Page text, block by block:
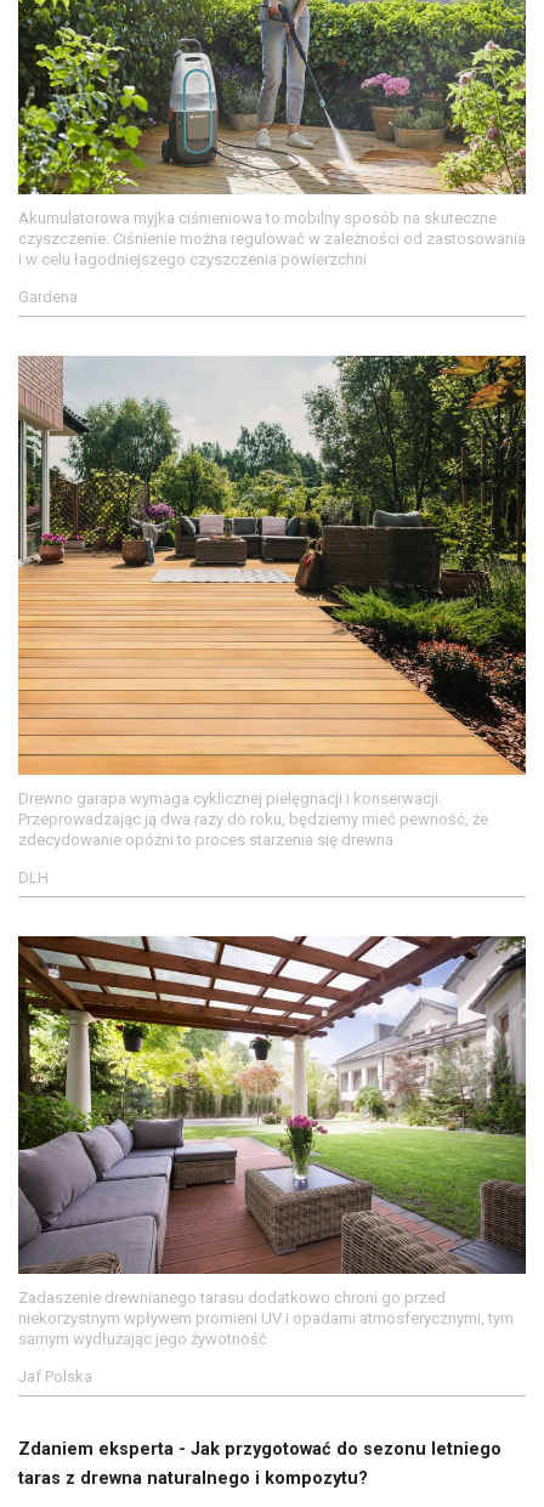
Akumulatorowa myjka ciśnieniowa to mobilny sposób na skuteczne
czyszczenie. Ciśnienie można regulować w zależności od zastosowania
i w celu łagodniejszego czyszczenia powierzchni
Gardena
Drewno garapa wymaga cyklicznej pielęgnacji i konserwacji.
Przeprowadzając ją dwa razy do roku, będziemy mieć pewność, że
zdecydowanie opóźni to proces starzenia się drewna
DLH
Zadaszenie drewnianego tarasu dodatkowo chroni go przed
niekorzystnym wpływem promieni UV i opadami atmosferycznymi, tym
samym wydłużając jego żywotność
Jaf Polska
Zdaniem eksperta - Jak przygotować do sezonu letniego
taras z drewna naturalnego i kompozytu?